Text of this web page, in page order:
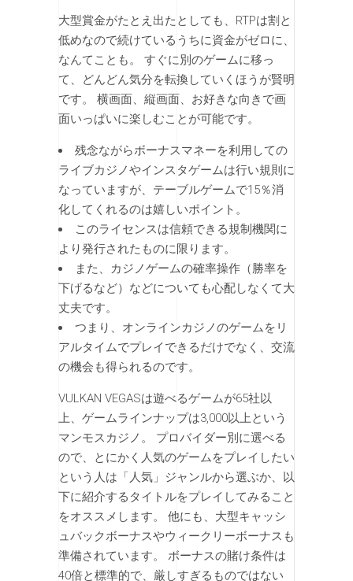
大型賞金がたとえ出たとしても、RTPは割と
低めなので続けているうちに資金がゼロに、
なんてことも。 すぐに別のゲームに移っ
て、どんどん気分を転換していくほうが賢明
です。 横画面、縦画面、お好きな向きで画
面いっぱいに楽しむことが可能です。
残念ながらボーナスマネーを利用しての
ライブカジノやインスタゲームは行い規則に
なっていますが、テーブルゲームで15％消
化してくれるのは嬉しいポイント。
このライセンスは信頼できる規制機関に
より発行されたものに限ります。
また、カジノゲームの確率操作（勝率を
下げるなど）などについても心配しなくて大
丈夫です。
つまり、オンラインカジノのゲームをリ
アルタイムでプレイできるだけでなく、交流
の機会も得られるのです。
VULKAN VEGASは遊べるゲームが65社以
上、ゲームラインナップは3,000以上という
マンモスカジノ。 プロバイダー別に選べる
ので、とにかく人気のゲームをプレイしたい
という人は「人気」ジャンルから選ぶか、以
下に紹介するタイトルをプレイしてみること
をオススメします。 他にも、大型キャッシ
ュバックボーナスやウィークリーボーナスも
準備されています。 ボーナスの賭け条件は
40倍と標準的で、厳しすぎるものではない